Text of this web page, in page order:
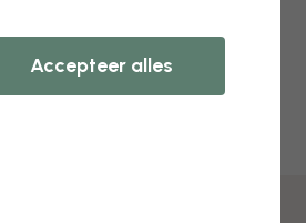
Accepteer alles